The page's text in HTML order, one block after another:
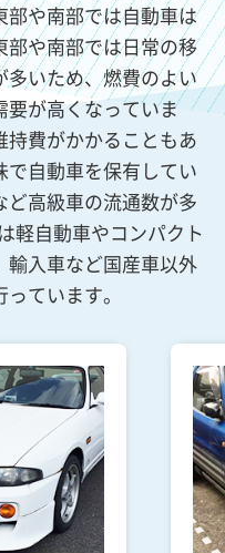
や南部では自動車は
や南部では日常の移
いため、燃費のよい
要が高くなっていま
費がかかることもあ
で自動車を保有してい
ど高級車の流通数が多
軽自動車やコンパクト
輸入車など国産車以外
ています。